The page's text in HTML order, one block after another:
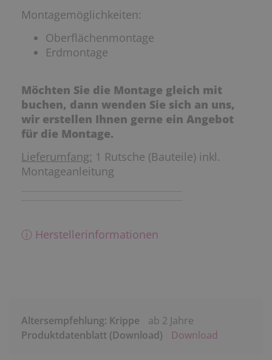
Montagemöglichkeiten:
Oberflächenmontage
Erdmontage
Möchten Sie die Montage gleich mit
buchen, dann wenden Sie sich an uns,
wir erstellen Ihnen gerne ein Angebot
für die Montage.
Lieferumfang: 1 Rutsche (Bauteile) inkl.
Montageanleitung
ⓘ Herstellerinformationen
Altersempfehlung: Krippe
ab 2 Jahre
Produktdatenblatt (Download)
Download